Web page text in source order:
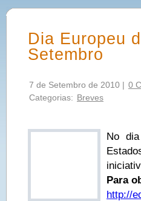
Dia Europeu
Setembro
7 de Setembro de 2010 | 0
Categorias: Breves
No
Para
http://